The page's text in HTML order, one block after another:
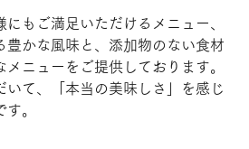
にもご満足いただけるメニュー、
豊かな風味と、添加物のない食材
ニューをご提供しております。
いて、「本当の美味しさ」を感じ
。